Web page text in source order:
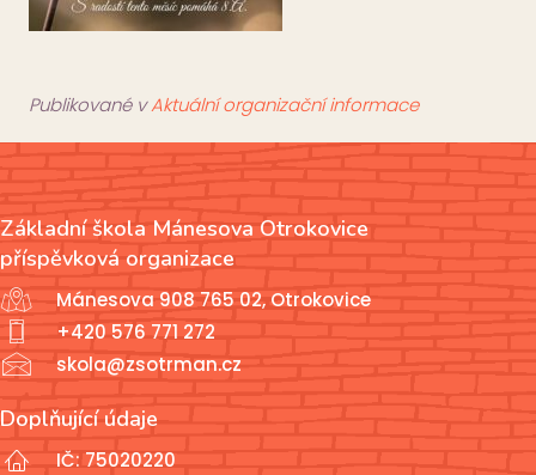
Publikované vAktuální organizační informace
Základní škola Mánesova Otrokovice
příspěvková organizace
Mánesova 908 765 02, Otrokovice
+420 576 771 272
skola@zsotrman.cz
Doplňující údaje
IČ: 75020220